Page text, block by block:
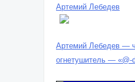
Артемий Лебедев
Артемий Лебедев —
огнетушитель — «@-